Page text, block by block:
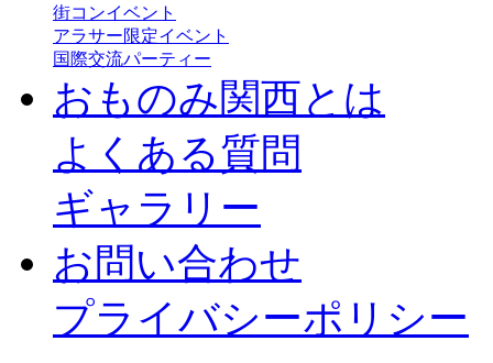
街コンイベント
アラサー限定イベント
国際交流パーティー
おものみ関西とは
よくある質問
ギャラリー
お問い合わせ
プライバシーポリシー